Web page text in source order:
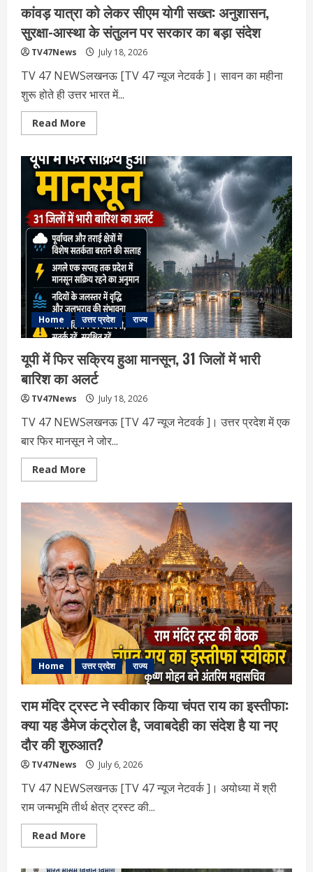
कांवड़ यात्रा को लेकर सीएम योगी सख्त: अनुशासन,
सुरक्षा-आस्था के संतुलन पर सरकार का बड़ा संदेश
TV47News July 18, 2026
TV 47 NEWSलखनऊ [TV 47 न्‍यूज नेटवर्क ]। सावन का महीना
शुरू होते ही उत्तर भारत में...
Read More
more
यात्रा
को
लेकर
सीएम
योगी
सख्त:
अनुशासन,
सुरक्षा-
आस्था
के
संतुलन
पर
सरकार
का
बड़ा
संदेश
Home उत्तर प्रदेश राज्य
यूपी में फिर सक्रिय हुआ मानसून, 31 जिलों में भारी
बारिश का अलर्ट
TV47News July 18, 2026
TV 47 NEWSलखनऊ [TV 47 न्‍यूज नेटवर्क ]। उत्तर प्रदेश में एक
बार फिर मानसून ने जोर...
Read More
more
में
सक्रिय
हुआ
मानसून,
31
जिलों
में
भारी
बारिश
का
अलर्ट
Home उत्तर प्रदेश राज्य
राम मंदिर ट्रस्ट ने स्वीकार किया चंपत राय का इस्तीफा:
क्या यह डैमेज कंट्रोल है, जवाबदेही का संदेश है या नए
दौर की शुरुआत?
TV47News July 6, 2026
TV 47 NEWSलखनऊ [TV 47 न्‍यूज नेटवर्क ]। अयोध्या में श्री
राम जन्मभूमि तीर्थ क्षेत्र ट्रस्ट की...
Read More
more